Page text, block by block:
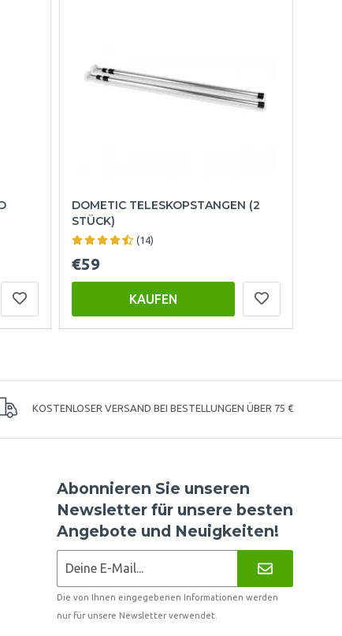
DOMETIC TELESKOPSTANGEN (2
STÜCK)
(14)
€59
KAUFEN
KOSTENLOSER VERSAND BEI BESTELLUNGEN ÜBER 75 €
Abonnieren Sie unseren
Newsletter für unsere besten
Angebote und Neuigkeiten!
Die von Ihnen eingegebenen Informationen werden
nur für unsere Newsletter verwendet.